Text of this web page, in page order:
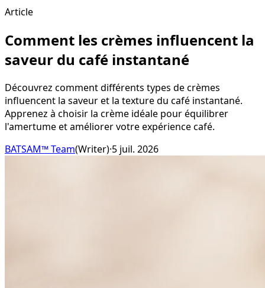
Article
Comment les crèmes influencent la
saveur du café instantané
Découvrez comment différents types de crèmes
influencent la saveur et la texture du café instantané.
Apprenez à choisir la crème idéale pour équilibrer
l'amertume et améliorer votre expérience café.
BATSAM™ Team(Writer)·5 juil. 2026